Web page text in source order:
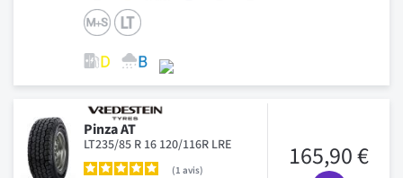
Pinza AT
LT235/85 R 16 120/116R LRE
1 avis 165,90 €